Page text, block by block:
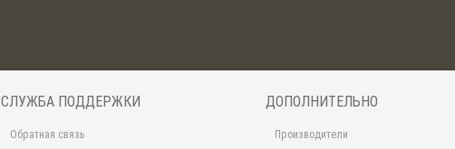
СЛУЖБА ПОДДЕРЖКИ
Обратная связь
ДОПОЛНИТЕЛЬНО
Производители